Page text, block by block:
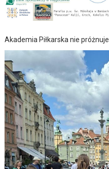
Akademia Piłkarska nie próżnuje